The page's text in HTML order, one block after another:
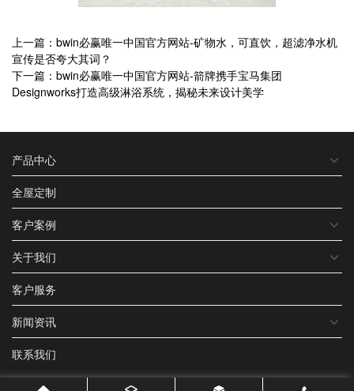
上一篇：bwin必赢唯一中国官方网站-矿物水，可直饮，超滤净水机
宣传是否夸大其词？
下一篇：bwin必赢唯一中国官方网站-箭牌携手宝马集团
Designworks打造高级淋浴系统，揭秘未来设计美学
产品中心
全屋定制
客户案例
关于我们
客户服务
新闻资讯
联系我们